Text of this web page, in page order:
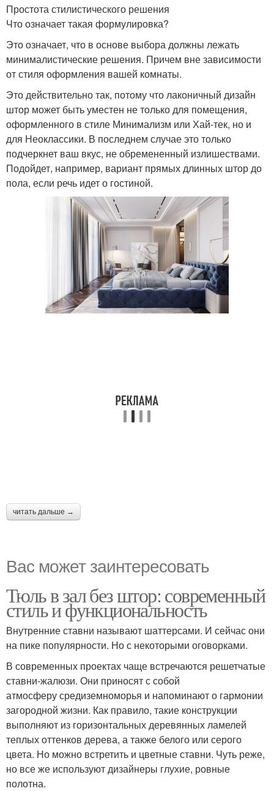
Простота стилистического решения
Что означает такая формулировка?
Это означает, что в основе выбора должны лежать
минималистические решения. Причем вне зависимости
от стиля оформления вашей комнаты.
Это действительно так, потому что лаконичный дизайн
штор может быть уместен не только для помещения,
оформленного в стиле Минимализм или Хай-тек, но и
для Неоклассики. В последнем случае это только
подчеркнет ваш вкус, не обремененный излишествами.
Подойдет, например, вариант прямых длинных штор до
пола, если речь идет о гостиной.
читать дальше →
Вас может заинтересовать
Тюль в зал без штор: современный
стиль и функциональность
Внутренние ставни называют шаттерсами. И сейчас они
на пике популярности. Но с некоторыми оговорками.
В современных проектах чаще встречаются решетчатые
ставни-жалюзи. Они приносят с собой
атмосферу средиземноморья и напоминают о гармонии
загородной жизни. Как правило, такие конструкции
выполняют из горизонтальных деревянных ламелей
теплых оттенков дерева, а также белого или серого
цвета. Но можно встретить и цветные ставни. Чуть реже,
но все же используют дизайнеры глухие, ровные
полотна.